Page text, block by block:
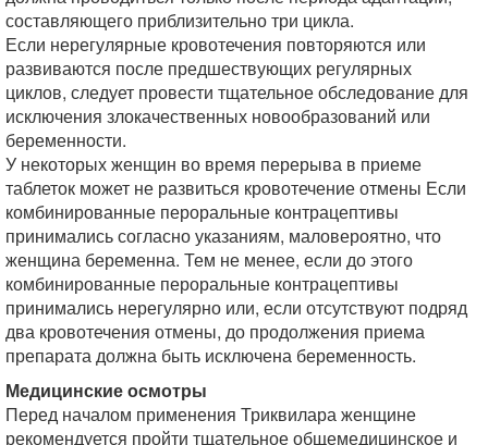
составляющего приблизительно три цикла.
Если нерегулярные кровотечения повторяются или
развиваются после предшествующих регулярных
циклов, следует провести тщательное обследование для
исключения злокачественных новообразований или
беременности.
У некоторых женщин во время перерыва в приеме
таблеток может не развиться кровотечение отмены Если
комбинированные пероральные контрацептивы
принимались согласно указаниям, маловероятно, что
женщина беременна. Тем не менее, если до этого
комбинированные пероральные контрацептивы
принимались нерегулярно или, если отсутствуют подряд
два кровотечения отмены, до продолжения приема
препарата должна быть исключена беременность.
Медицинские осмотры
Перед началом применения Триквилара женщине
рекомендуется пройти тщательное общемедицинское и